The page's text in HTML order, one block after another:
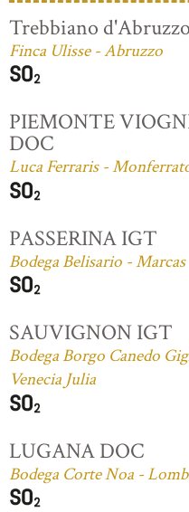
Trebbiano
Finca Ulisse - Abruzzo
PIEMONTE
DOC
Luca Ferraris -
PASSERINA IGT
Bodega Belisario - Marcas
SAUVIGNON IGT
Bodega Borgo Canedo
Venecia Julia
LUGANA DOC
Bodega Corte Noa -